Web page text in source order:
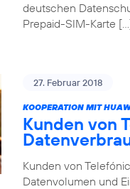
deutschen
Prepaid-SIM-Karte
27. Februar 2018
KOOPERATION MIT
Kunden von
Kunden von
Datenvolumen und